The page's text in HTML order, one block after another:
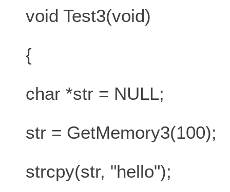
void Test3(void)
{
char *str = NULL;
str = GetMemory3(100);
strcpy(str, "hello");